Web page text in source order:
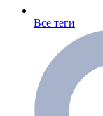
Все теги